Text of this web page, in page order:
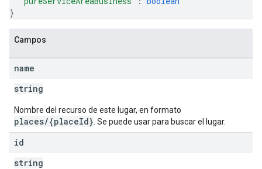
}
Campos
name
string
Nombre del recurso de este lugar, en formato
places/{placeId} . Se puede usar para buscar el lugar.
id
string